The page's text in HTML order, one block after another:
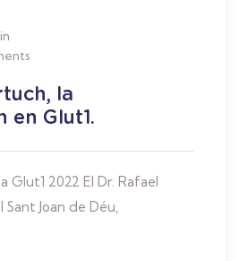
la
en Glut1.
Glut1 2022 El Dr. Rafael
Joan de Déu,